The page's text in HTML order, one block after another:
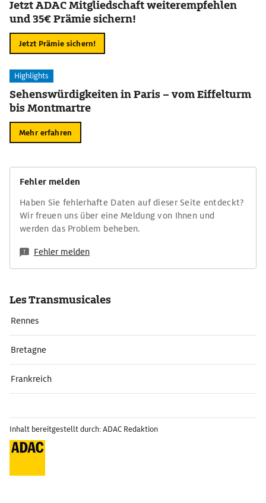
Jetzt ADAC Mitgliedschaft weiterempfehlen
und 35€ Prämie sichern!
Jetzt Prämie sichern!
Highlights
Sehenswürdigkeiten in Paris – vom Eiffelturm
bis Montmartre
Mehr erfahren
Fehler melden
Haben Sie fehlerhafte Daten auf dieser Seite entdeckt?
Wir freuen uns über eine Meldung von Ihnen und
werden das Problem beheben.
Fehler melden
Les Transmusicales
Rennes
Bretagne
Frankreich
Inhalt bereitgestellt durch: ADAC Redaktion